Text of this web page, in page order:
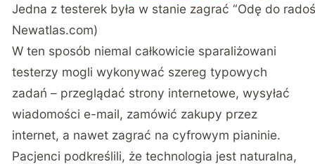
Jedna z testerek była w stanie zagrać “Odę do
Newatlas.com)
W ten sposób niemal całkowicie sparaliżowani
testerzy mogli wykonywać szereg typowych
zadań – przeglądać strony internetowe, wysyłać
wiadomości e-mail, zamówić zakupy przez
internet, a nawet zagrać na cyfrowym pianinie.
Pacjenci podkreślili, że technologia jest naturalna,